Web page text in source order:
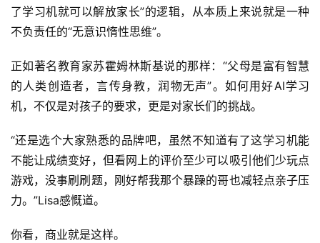
了学习机就可以解放家长”的逻辑，从本质上来说就是一种
不负责任的“无意识惰性思维”。
正如著名教育家苏霍姆林斯基说的那样：“父母是富有智慧
的人类创造者，言传身教，润物无声”。如何用好AI学习
机，不仅是对孩子的要求，更是对家长们的挑战。
“还是选个大家熟悉的品牌吧，虽然不知道有了这学习机能
不能让成绩变好，但看网上的评价至少可以吸引他们少玩点
游戏，没事刷刷题，刚好帮我那个暴躁的哥也减轻点亲子压
力。”Lisa感慨道。
你看，商业就是这样。